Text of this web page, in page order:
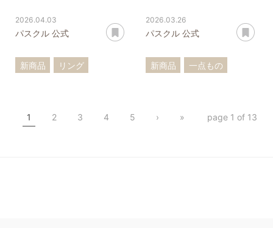
2026.04.03
パスクル 公式
あとで読む
新商品
リング
2026.03.26
パスクル 公式
新商品
一点もの
1 2 3 4 5 › » page 1 of 13